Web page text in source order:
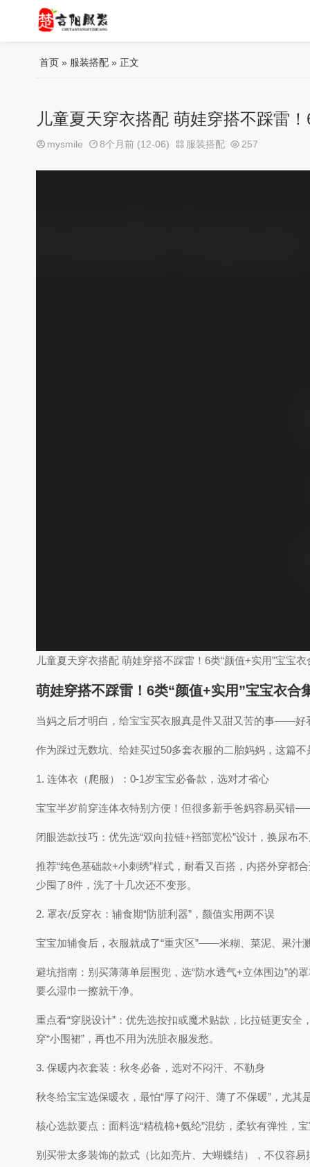
首页 » 服装搭配 » 正文
儿童夏天穿衣搭配 萌娃穿搭不踩雷
mysmile 8个月前 (12-06) 服装搭配 257
儿童夏天穿衣搭配 萌娃穿搭不踩雷！6类“颜值+实用”宝宝
萌娃穿搭不踩雷！6类“颜值+实用”宝宝衣合
当妈之后才明白，给宝宝买衣服真是件又甜又苦的事——好
作为踩过无数坑、给娃买过50多套衣服的二胎妈妈，这篇
1. 连体衣（爬服）：0-1岁宝宝必备款，选对才省心
宝宝半岁前穿连体衣特别方便！但很多新手爸妈容易买错
闭眼选款技巧：优先选“双向拉链+裆部宽松”设计，换尿布
推荐“纯色基础款+小刺绣”样式，耐看又百搭，内搭外穿都
少囤了8件，洗了十几次还不变形。
2. 罩衣/反穿衣：辅食期“防脏利器”，颜值实用两不误
宝宝加辅食后，衣服就成了“重灾区”——米糊、菜泥、果汁
避坑指南：别买薄薄单层围兜，选“防水透气+立体围边”的
要么湿巾一擦就干净。
重点看“穿脱设计”：优先选按扣或魔术贴款，比拉链更安
穿“小围裙”，再也不用为洗脏衣服发愁。
3. 保暖内衣套装：秋冬必备，选对不闷汗、不勒身
秋冬给宝宝选保暖衣，最怕“厚了闷汗、薄了不保暖”，尤
核心选款要点：面料选“精梳棉+氨纶”混纺，柔软有弹性，
别买带太多装饰的款式（比如亮片、大蝴蝶结），不仅容